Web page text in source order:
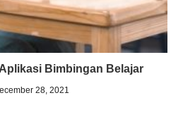
Bimbingan Belajar
28, 2021